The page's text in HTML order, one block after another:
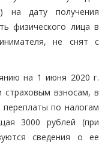
на дату получения
физического лица в
не снят с
на 1 июня 2020 г.
страховым взносам, в
по налогам
3000 рублей (при
сведения о ее